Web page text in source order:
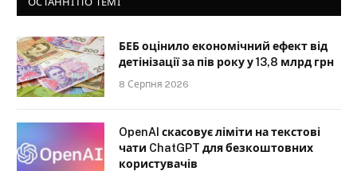
БЕБ оцінило економічний ефект від
детінізації за пів року у 13,8 млрд грн
8 Серпня 2026
OpenAI скасовує ліміти на текстові
чати ChatGPT для безкоштовних
користувачів